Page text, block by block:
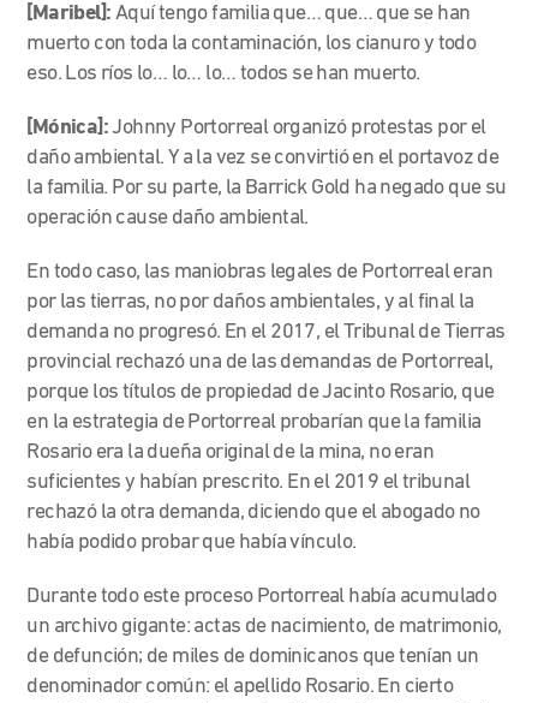
[Maribel]: Aquí tengo familia que… que… que se han
muerto con toda la contaminación, los cianuro y todo
eso. Los ríos lo… lo… lo… todos se han muerto.
[Mónica]:Johnny Portorreal organizó protestas por el
daño ambiental. Y a la vez se convirtió en el portavoz de
la familia. Por su parte, la Barrick Gold ha negado que su
operación cause daño ambiental.
En todo caso, las maniobras legales de Portorreal eran
por las tierras, no por daños ambientales, y al final la
demanda no progresó. En el 2017, el Tribunal de Tierras
provincial rechazó una de las demandas de Portorreal,
porque los títulos de propiedad deJacinto Rosario, que
en la estrategia de Portorreal probarían que la familia
Rosario era la dueña original de la mina, no eran
suficientes y habían prescrito. En el 2019 el tribunal
rechazó la otra demanda, diciendo que el abogado no
había podido probar que había vínculo.
Durante todo este proceso Portorrealhabía acumulado
un archivo gigante: actas de nacimiento, de matrimonio,
de defunción; de miles de dominicanos que tenían un
denominador común: el apellido Rosario. En cierto